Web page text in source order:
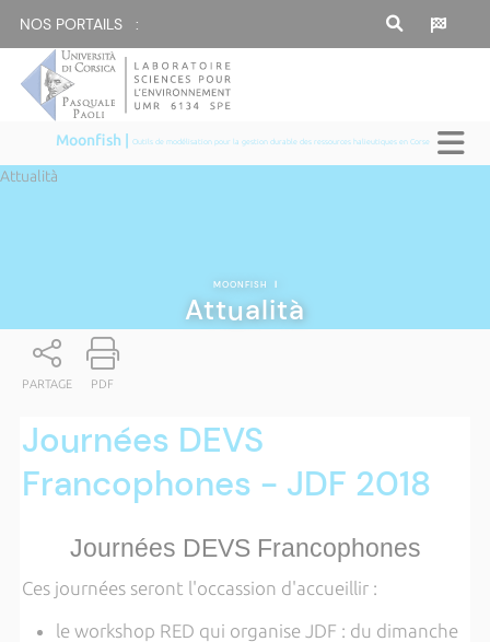
NOS PORTAILS :
Moonfish |Outils de modélisation pour la gestion durable des ressources halieutiques en Corse
Attualità
MOONFISH |
Attualità
PARTAGE PDF
Journées DEVS
Francophones - JDF 2018
Journées DEVS Francophones
Ces journées seront l'occassion d'accueillir :
le workshop RED qui organise JDF : du dimanche